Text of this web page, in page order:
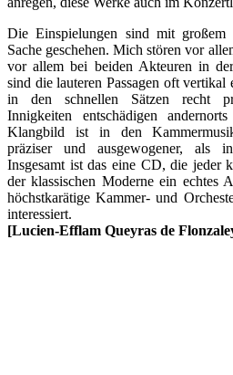
Die Einspielungen sind mit großem
Sache geschehen. Mich stören vor
vor allem bei beiden Akteuren in
sind die lauteren Passagen oft
in den schnellen Sätzen recht
Innigkeiten entschädigen
Klangbild ist in den
präziser und ausgewogener, als
Insgesamt ist das eine CD, die jeder
der klassischen Moderne ein echtes
höchstkarätige Kammer- und
interessiert.
[Lucien-Efflam Queyras de